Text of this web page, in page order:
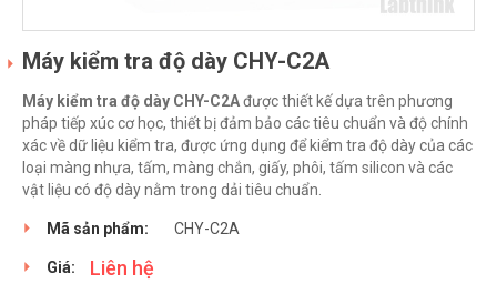
Máy kiểm tra độ dày CHY-C2A
Máy kiểm tra độ dày CHY-C2Ađược thiết kế dựa trên phương
pháp tiếp xúc cơ học, thiết bị đảm bảo các tiêu chuẩn và độ chính
xác về dữ liệu kiểm tra, được ứng dụng để kiểm tra độ dày của các
loại màng nhựa, tấm, màng chắn, giấy, phôi, tấm silicon và các
vật liệu có độ dày nằm trong dải tiêu chuẩn.
Mã sản phẩm: CHY-C2A
Giá: Liên hệ